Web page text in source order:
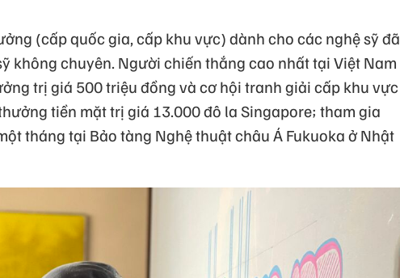
(cấp quốc gia, cấp khu vực) dành cho các nghệ sỹ đã
không chuyên. Người chiến thắng cao nhất tại Việt Nam
trị giá 500 triệu đồng và cơ hội tranh giải cấp khu vực
tiền mặt trị giá 13.000 đô la Singapore; tham gia
tháng tại Bảo tàng Nghệ thuật châu Á Fukuoka ở Nhật